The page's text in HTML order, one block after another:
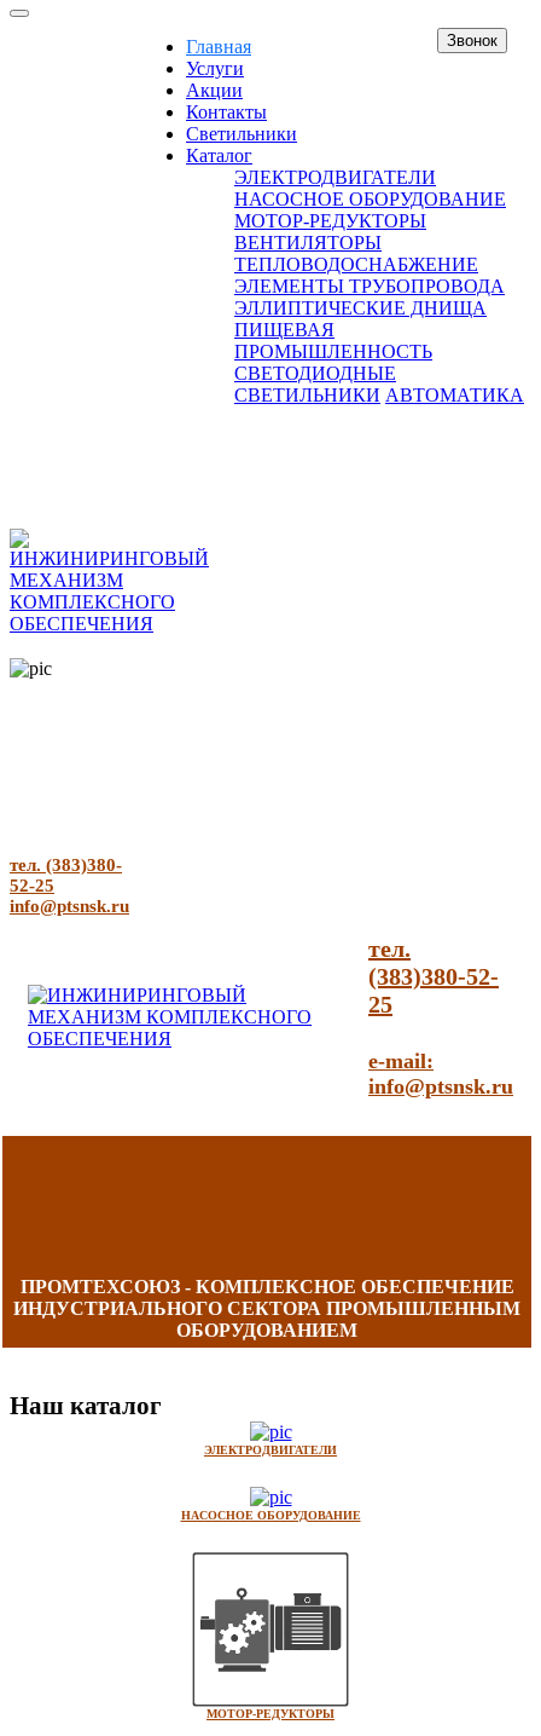
Главная
Услуги
Акции
Контакты
Светильники
Каталог
ЭЛЕКТРОДВИГАТЕЛИ
НАСОСНОЕ ОБОРУДОВАНИЕ
МОТОР-РЕДУКТОРЫ
ВЕНТИЛЯТОРЫ
ТЕПЛОВОДОСНАБЖЕНИЕ
ЭЛЕМЕНТЫ ТРУБОПРОВОДА
ЭЛЛИПТИЧЕСКИЕ ДНИЩА
ПИЩЕВАЯ
ПРОМЫШЛЕННОСТЬ
СВЕТОДИОДНЫЕ
СВЕТИЛЬНИКИ АВТОМАТИКА
Звонок
тел. (383)380-
52-25
info@ptsnsk.ru
тел.
(383)380-52-
25
e-mail:
info@ptsnsk.ru
ПРОМТЕХСОЮЗ - КОМПЛЕКСНОЕ ОБЕСПЕЧЕНИЕ
ИНДУСТРИАЛЬНОГО СЕКТОРА ПРОМЫШЛЕННЫМ
ОБОРУДОВАНИЕМ
Наш каталог
ЭЛЕКТРОДВИГАТЕЛИ
НАСОСНОЕ ОБОРУДОВАНИЕ
МОТОР-РЕДУКТОРЫ